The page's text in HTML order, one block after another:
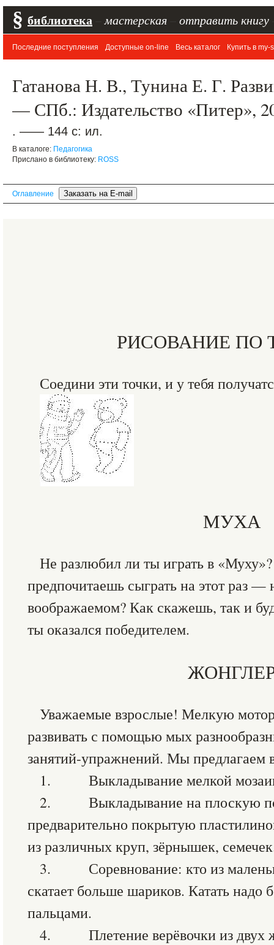
§ библиотека мастерская отправить книгу
Последние поступления Доступные on-line Весь каталог Купить в my-
Гатанова Н. В., Тунина Е. Г.
— СПб.: Издательство «Питер»,
. —— 144 с: ил.
В каталоге: Педагогика
Прислано в библиотеку: ROSS
Оглавление
РИСОВАНИЕ ПО
Соедини эти точки, и у тебя
МУХА
Не разлюбил ли ты играть в
предпочитаешь сыграть на этот раз —
воображаемом? Как скажешь, так и
ты оказался победителем.
Уважаемые взрослые! Мелкую
развивать с помощью мых
занятий-упражнений. Мы предлагаем
1. Выкладывание мелкой
2. Выкладывание на плоскую
предварительно покрытую
из различных круп, зёрнышек,
3. Соревнование: кто из
скатает больше шариков. Катать
пальцами.
4. Плетение верёвочки из двух